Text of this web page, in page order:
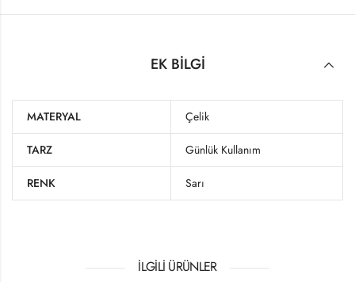
EK BILGI
MATERYAL Çelik
TARZ Günlük Kullanım
RENK Sarı
İLGILI ÜRÜNLER